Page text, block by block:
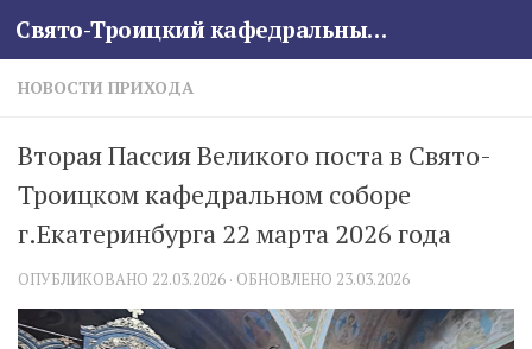
Skip to content Свято-Троицкий кафедральный собор
НОВОСТИ ПРИХОДА
Вторая Пассия Великого поста в Свято-
Троицком кафедральном соборе
г.Екатеринбурга 22 марта 2026 года
ОПУБЛИКОВАНО 22.03.2026 · ОБНОВЛЕНО 23.03.2026